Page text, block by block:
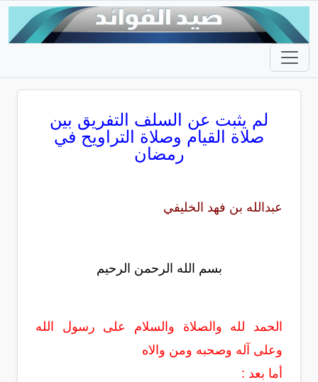
لم يثبت عن السلف التفريق بين
صلاة القيام وصلاة التراويح في
رمضان
عبدالله بن فهد الخليفي
بسم الله الرحمن الرحيم
الحمد لله والصلاة والسلام على رسول الله
وعلى آله وصحبه ومن والاه
أما بعد :